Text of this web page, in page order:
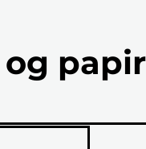
papir